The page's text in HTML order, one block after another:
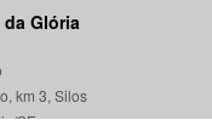
da Glória
km 3, Silos
SE